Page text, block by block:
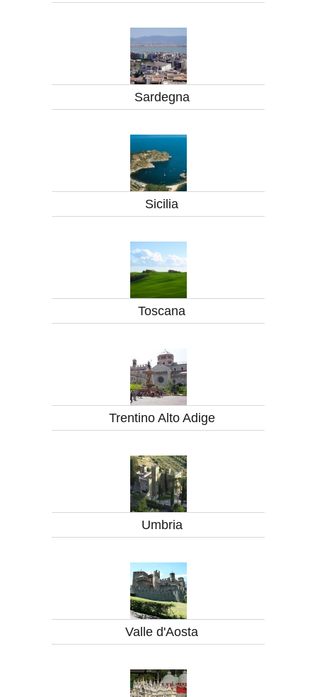
Sardegna
Sicilia
Toscana
Trentino Alto Adige
Umbria
Valle d'Aosta